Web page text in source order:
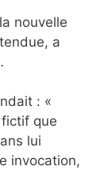
nouvelle
a
: «
fictif que
lui
invocation,